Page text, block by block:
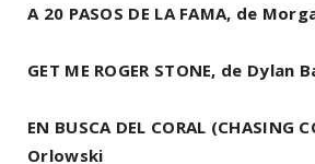
A 20 PASOS DE LA FAMA, de
GET ME ROGER STONE, de Dylan
EN BUSCA DEL CORAL (CHASING
Orlowski